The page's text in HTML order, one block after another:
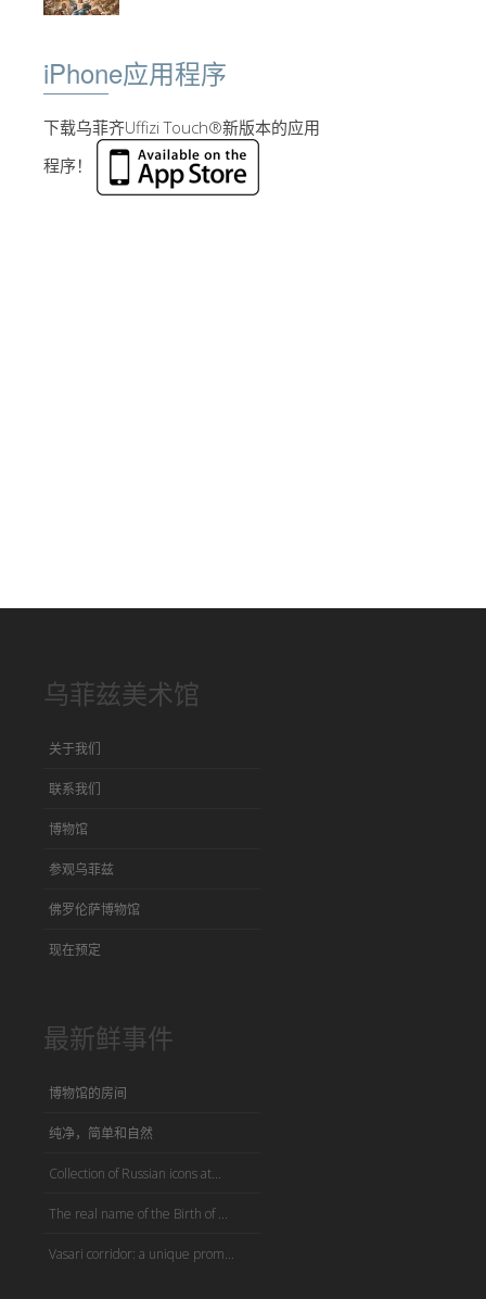
iPhone应用程序
下载乌菲齐Uffizi Touch®新版本的应用
程序！
乌菲兹美术馆
关于我们
联系我们
博物馆
参观乌菲兹
佛罗伦萨博物馆
现在预定
最新鲜事件
博物馆的房间
纯净，简单和自然
Collection of Russian icons at...
The real name of the Birth of ...
Vasari corridor: a unique prom...